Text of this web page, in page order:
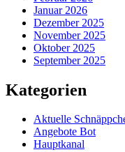
Januar 2026
Dezember 2025
November 2025
Oktober 2025
September 2025
Kategorien
Aktuelle
Angebote Bot
Hauptkanal